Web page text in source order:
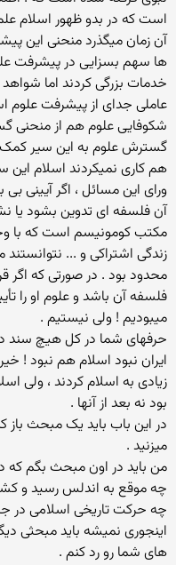
است که در بدو ظهور اسلام
آن زمان میگذرد منحنی این
ها سهم بسزایی در پیشرفت
خدمات بزرگی کردند اما
عاملی جدای از پیشرفت علوم
شکوفایی علوم هم از منحنی
گسترش علوم به این سیر کمک
هم کاری نمیکردند اسلام این
ورای این مسائل ، اگر آیینی
آن فلسفه ای تدوین بشود یا
مکتب کومونیسم است که با
زندگی اشتراکی و ...
محدود بود . در صورتی که اگر
فلسفه آن باشد و علوم او را
میبودیم ! ولی نیستیم .
حرفهای شما در کل هیچ سند
ایران نبود اسلام هم نبود !
زیادی به اسلام کردند ، ولی
بود نه بعد از آنها .
در این باب باید یک مبحث باز
میزنید .
من باید در اون مبحث بگم که
چه موقع به اندلس رسید و
چه حرکت تاریخی اسلامی در
اینجوری نمیشه باید مبحثی
های شما رو رد کنم .